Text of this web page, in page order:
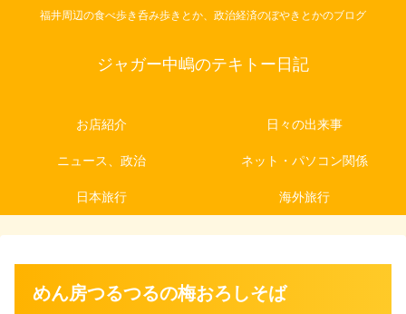
福井周辺の食べ歩き呑み歩きとか、政治経済のぼやきとかのブログ
ジャガー中嶋のテキトー日記
お店紹介 日々の出来事
ニュース、政治 ネット・パソコン関係
日本旅行 海外旅行
めん房つるつるの梅おろしそば